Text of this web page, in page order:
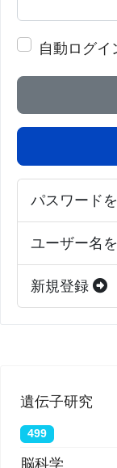
A. Ermolaeva
雑誌『Nature
associated
synthesis is a
mitochondrial
リン合成の低
ました。
https://
自動ログイ
パスワード
ユーザー名
新規登録
遺伝子研究
499
脳科学